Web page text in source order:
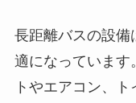
長距離バスの設備
適になっています
トやエアコン、